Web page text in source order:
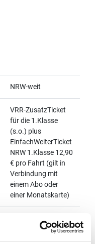
NRW-weit
VRR-ZusatzTicket
für die 1.Klasse
(s.o.) plus
EinfachWeiterTicket
NRW 1.Klasse 12,90
€ pro Fahrt (gilt in
Verbindung mit
einem Abo oder
einer Monatskarte)